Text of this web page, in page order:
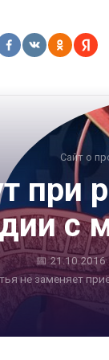
Сайт о
при
с
📅21.10.2016
не заменяет